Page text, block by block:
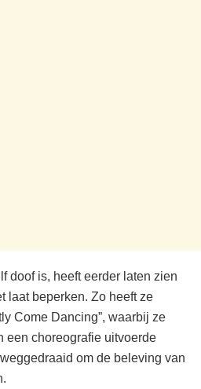
doof is, heeft eerder laten zien
laat beperken. Zo heeft ze
Come Dancing”, waarbij ze
een choreografie uitvoerde
om de beleving van